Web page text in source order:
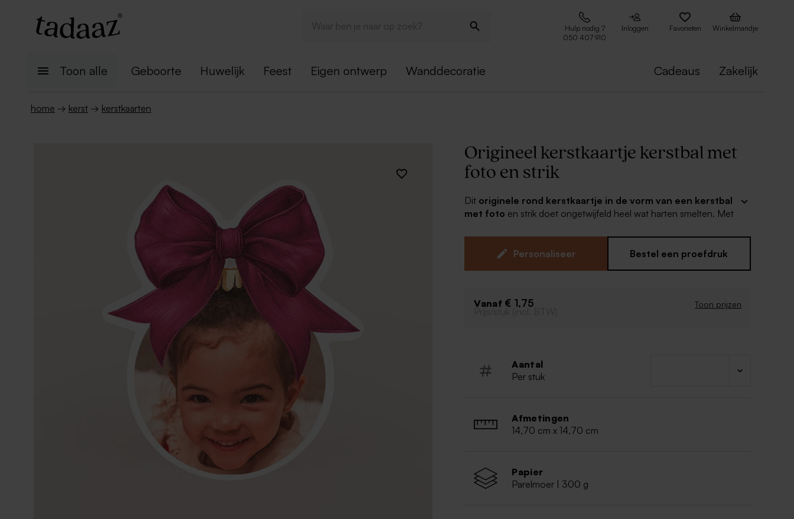
Hulp nodig ?
050 407 910
Inloggen Favorieten Winkelmandje
Toon alle Geboorte Huwelijk Feest Eigen ontwerp Wanddecoratie Cadeaus Zakelijk
home → kerst → kerstkaarten
Origineel kerstkaartje kerstbal met
foto en strik
Dit originele rond kerstkaartje in de vorm van een kerstbal
met foto en strik doet ongetwijfeld heel wat harten smelten. Met
op een unieke manier aan bij vrienden en familie.
Uniek ontwerp
Personaliseer Bestel een proefdruk
Vanaf € 1,75 Toon prijzen
Prijs/stuk (incl. BTW)
Aantal
Per stuk
Afmetingen
14,70 cm x 14,70 cm
Papier
Parelmoer | 300 g